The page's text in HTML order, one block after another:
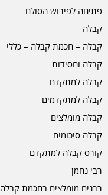
פתיחה לפירוש הסולם
קבלה
קבלה – חכמת קבלה – כללי
קבלה וחסידות
קבלה למתקדם
קבלה למתקדמים
קבלה מומלצים
קבלה סיכומים
קורס קבלה למתקדם
רבי נחמן
רבנים מומלצים בחכמת קבלה